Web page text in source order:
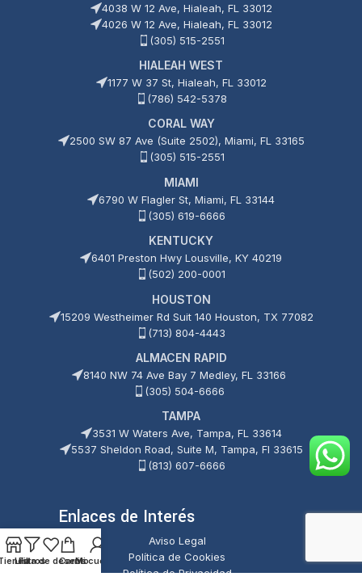
4038 W 12 Ave, Hialeah, FL 33012
4026 W 12 Ave, Hialeah, FL 33012
(305) 515-2551
HIALEAH WEST
1177 W 37 St, Hialeah, FL 33012
(786) 542-5378
CORAL WAY
2500 SW 87 Ave (Suite 2502), Miami, FL 33165
(305) 515-2551
MIAMI
6790 W Flagler St, Miami, FL 33144
(305) 619-6666
KENTUCKY
6401 Preston Hwy Lousville, KY 40219
(502) 200-0001
HOUSTON
15209 Westheimer Rd Suit 140 Houston, TX 77082
(713) 804-4443
ALMACEN RAPID
8140 NW 74 Ave Bay 7 Medley, FL 33166
(305) 504-6666
TAMPA
3531 W Waters Ave, Tampa, FL 33614
5537 Sheldon Road, Suite M, Tampa, Fl 33615
(813) 607-6666
Enlaces de Interés
Aviso Legal
Política de Cookies
Política de Privacidad
Filtros
Lista de deseos
CarritoMi cuenta